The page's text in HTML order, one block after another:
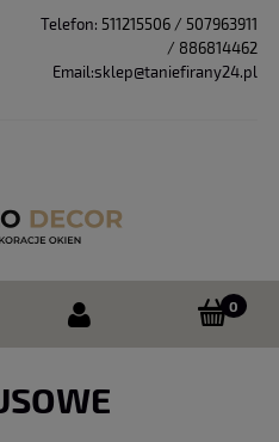
Telefon: 511215506 / 507963911
/ 886814462
Email:sklep@taniefirany24.pl